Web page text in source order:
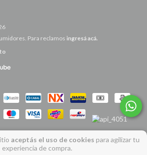
aceptás el uso de cookies para agilizar tu
experiencia de compra.
Para reclamos ingresá acá.